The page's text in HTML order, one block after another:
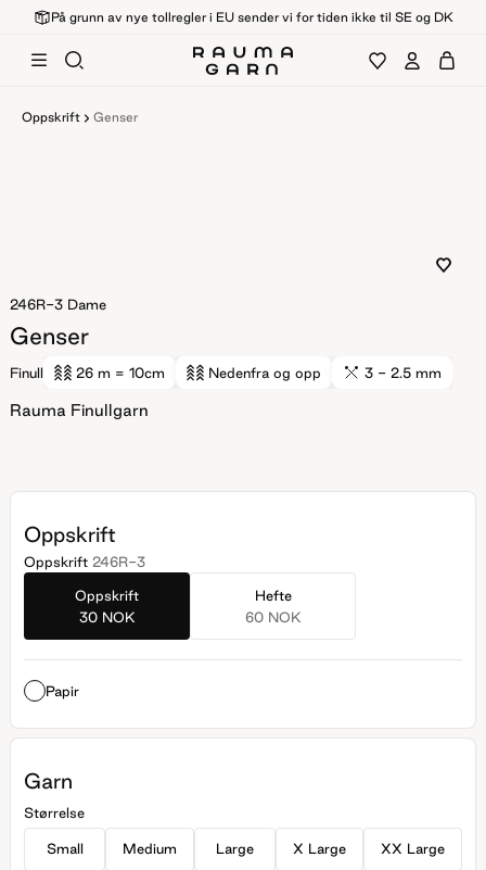
På grunn av nye tollregler i EU sender vi for tiden ikke til SE og DK
Oppskrift Genser
246R-3 Dame
Genser
Finull 26 m = 10cm Nedenfra og opp 3 - 2.5 mm
Rauma Finullgarn
Oppskrift
Oppskrift 246R-3
Oppskrift
30 NOK
Hefte
60 NOK
Papir
Garn
Størrelse
Small Medium Large X Large XX Large